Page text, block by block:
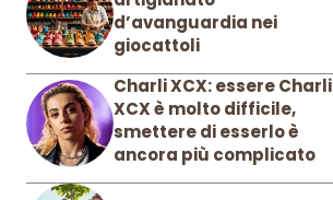
d’avanguardia nei
giocattoli
Charli XCX: essere Charli
XCX è molto difficile,
smettere di esserlo è
ancora più complicato